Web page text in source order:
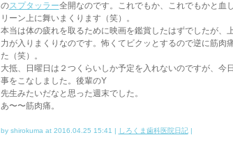
のスプタッラー全開なのです。これでもか、これでもかと血
リーン上に舞いまくります（笑）。
本当は体の疲れを取るために映画を鑑賞したはずでしたが、
力が入りまくりなのです。怖くてビクッとするので逆に筋肉
た（笑）。
大抵、日曜日は２つくらいしか予定を入れないのですが、今
事をこなしました。後輩のY
先生みたいだなと思った週末でした。
あ〜〜筋肉痛。
by shirokuma at 2016.04.25 15:41 | しろくま歯科医院日記 |